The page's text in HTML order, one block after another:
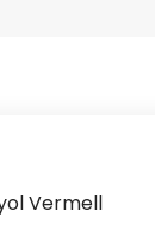
Vermell